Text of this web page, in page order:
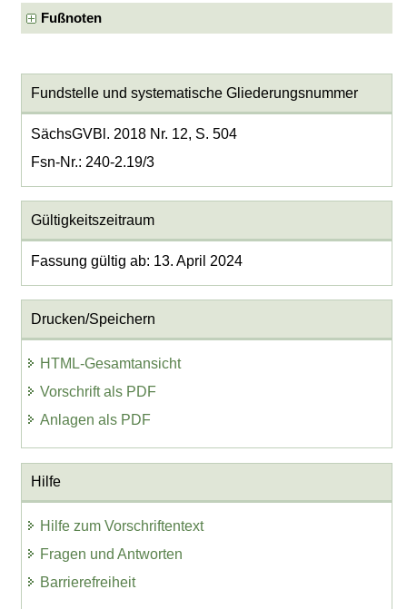
Fußnoten
Fundstelle und systematische Gliederungsnummer
SächsGVBl. 2018 Nr. 12, S. 504
Fsn-Nr.: 240-2.19/3
Gültigkeitszeitraum
Fassung gültig ab: 13. April 2024
Drucken/Speichern
HTML-Gesamtansicht
Vorschrift als PDF
Anlagen als PDF
Hilfe
Hilfe zum Vorschriftentext
Fragen und Antworten
Barrierefreiheit